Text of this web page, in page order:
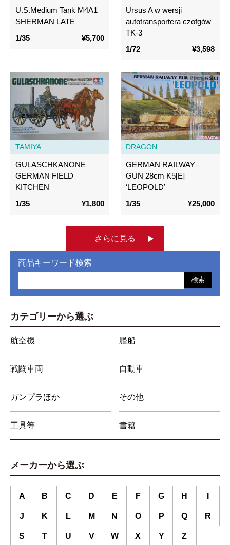
U.S.Medium Tank M4A1
SHERMAN LATE
1/35
¥5,700
Ursus A w wersji
autotransportera czofgów
TK-3
1/72
¥3,598
TAMIYA
GULASCHKANONE
GERMAN FIELD
KITCHEN
1/35
¥1,800
DRAGON
GERMAN RAILWAY
GUN 28cm K5[E]
‘LEOPOLD’
1/35
¥25,000
さらに見る
商品キーワード検索
検索
カテゴリーから選ぶ
航空機 艦船
戦闘車両 自動車
ガンプラほか その他
工具等 書籍
メーカーから選ぶ
A B C D E F G H
J K L M N O P Q R
S T U V W X Y Z